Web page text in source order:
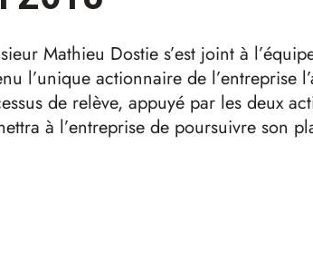
Mathieu Dostie s’est joint à
l’unique actionnaire de l’entreprise
de relève, appuyé par les deux
à l’entreprise de poursuivre son